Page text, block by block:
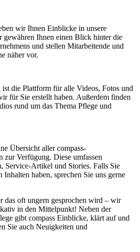
wir Ihnen Einblicke in unsere
gewähren Ihnen einen Blick hinter die
und stellen Mitarbeitende und
näher vor.
die Plattform für alle Videos, Fotos und
für Sie erstellt haben. Außerdem finden
rund um das Thema Pflege und
Übersicht aller compass-
zur Verfügung. Diese umfassen
Service-Artikel und Stories. Falls Sie
Inhalten haben, sprechen Sie uns gerne
das oft ungern gesprochen wird – wir
in den Mittelpunkt! Neben der
gibt compass Einblicke, klärt auf und
Sie auch Neuigkeiten und